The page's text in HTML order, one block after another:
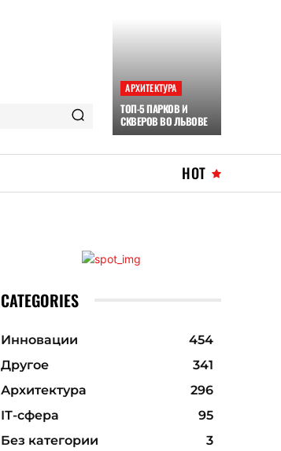
АРХИТЕКТУРА
ТОП-5 ПАРКОВ И
СКВЕРОВ ВО ЛЬВОВЕ
HOT
CATEGORIES
Инновации
454
Другое
341
Архитектура
296
ІТ-сфера
95
Без категории
3